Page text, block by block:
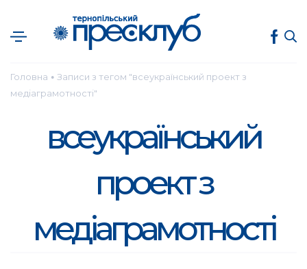
Головна ● Записи з тегом "всеукраїнський проект з
медіаграмотності"
всеукраїнський
проект з
медіаграмотності